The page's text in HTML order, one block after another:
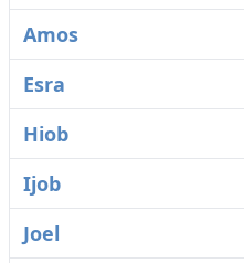
Amos
Esra
Hiob
Ijob
Joel